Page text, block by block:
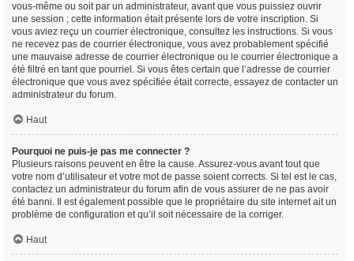
vous-même ou soit par un administrateur, avant que vous puissiez ouvrir
une session ; cette information était présente lors de votre inscription. Si
vous aviez reçu un courrier électronique, consultez les instructions. Si vous
ne recevez pas de courrier électronique, vous avez probablement spécifié
une mauvaise adresse de courrier électronique ou le courrier électronique a
été filtré en tant que pourriel. Si vous êtes certain que l’adresse de courrier
électronique que vous avez spécifiée était correcte, essayez de contacter un
administrateur du forum.
Haut
Pourquoi ne puis-je pas me connecter ?
Plusieurs raisons peuvent en être la cause. Assurez-vous avant tout que
votre nom d’utilisateur et votre mot de passe soient corrects. Si tel est le cas,
contactez un administrateur du forum afin de vous assurer de ne pas avoir
été banni. Il est également possible que le propriétaire du site internet ait un
problème de configuration et qu’il soit nécessaire de la corriger.
Haut